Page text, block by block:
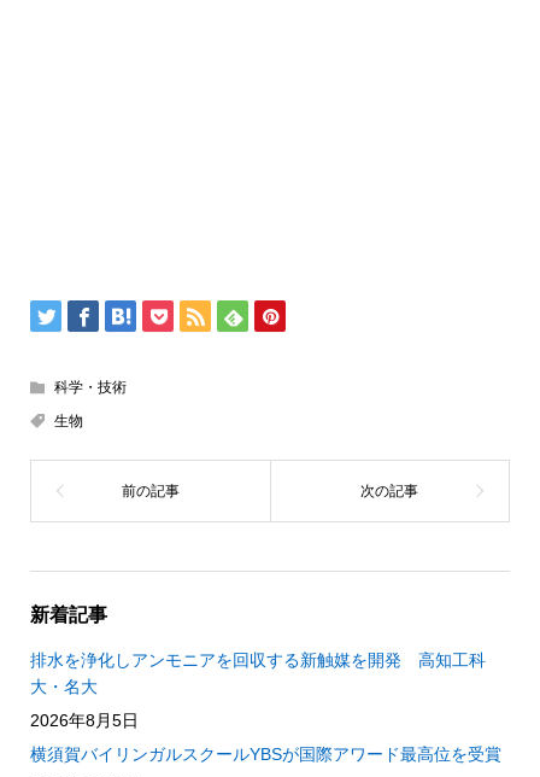
科学・技術
生物
新着記事
排水を浄化しアンモニアを回収する新触媒を開発 高知工科
大・名大
2026年8月5日
横須賀バイリンガルスクールYBSが国際アワード最高位を受賞